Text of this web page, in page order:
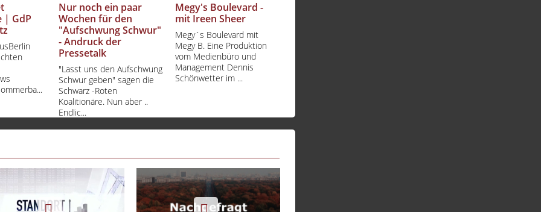
| GdP
Nur noch ein paar
Wochen für den
"Aufschwung Schwur"
- Andruck der
Pressetalk
"Lasst uns den Aufschwung
Schwur geben" sagen die
Schwarz -Roten
Koalitionäre. Nun aber ..
Endlic...
Megy's Boulevard -
mit Ireen Sheer
Megy´s Boulevard mit
Megy B. Eine Produktion
vom Medienbüro und
Management Dennis
Schönwetter im ...